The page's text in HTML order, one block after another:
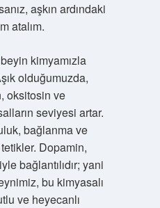
aşkın ardındaki
atalım.
kimyamızla
olduğumuzda,
oksitosin ve
seviyesi artar.
bağlanma ve
Dopamin,
bağlantılıdır; yani
bu kimyasalı
ve heyecanlı